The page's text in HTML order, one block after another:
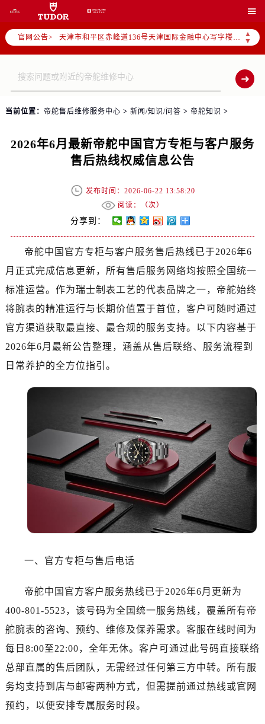

官网公告>
▲
▼
上海市徐汇区虹桥路3号港汇中心写字楼2座37层3705室（需提前预约）
上海市黄浦区南京东路299号宏伊国际广场写字楼8层806室（需提前预约）
南京市秦淮区中山南路1号（新街口）南京中心写字楼22层C1-1室（需提前预约）
常州市新北区龙锦路1590号现代传媒中心写字楼5号楼10层1008室（需提前预约）
盐城市盐都区世纪大道5号盐城金融城写字楼1号楼16层1604室（需提前预约）
嘉兴市南湖区广益路705号嘉兴世界贸易中心写字楼A座13层1304室（需提前预约）
南昌市红谷滩新区红谷中大道998号绿地双子塔（中央广场）A1座办公楼14层07室（需提前预约）
济南市历下区经十路11111号华润中心写字楼（万象城）15层1508室（需提前预约）
广州市天河区天河路230号万菱汇国际中心写字楼A塔7层704室（需提前预约）
广州市越秀区环市东路371-375号世界贸易中心大厦南塔写字楼15层07室（需提前预约）
厦门市思明区湖滨东路95号华润大厦写字楼B座11层1104室（需提前预约）
成都市锦江区人民东路6号SAC东原中心写字楼24层2406B室（需提前预约）
郑州市二七区铭功路10号华润大厦写字楼29层2905室（需提前预约）
太原市迎泽区解放路15号亨得利名表服务中心（品牌授权店）3层整层（需提前预约）
沈阳市沈河区中街路83号亨得利名表服务中心（品牌授权店）1层整层（需提前预约）
乌鲁木齐市天山区红山路26号时代广场（CCMALL）C座17层17-B（需提前预约）
哈尔滨市道里区友谊西路600号富力中心T2座写字楼29层03室（需提前预约）
东莞市东城街道鸿福东路1号民盈国贸中心T1写字楼9层907室（需提前预约）
苏州市苏州工业园区星港街199号苏州中心办公楼C座22层08室（需提前预约）
武汉市江汉区解放大道686号世界贸易大厦38层09室（需提前预约）
南宁市青秀区金湖路59号地王大厦12楼1224室（需提前预约）
合肥市蜀山区潜山路111号万象城华润大厦B座12楼03室（需提前预约）
当前位置： 帝舵售后维修服务中心 > 新闻/知识/问答 > 帝舵知识 >
2026年6月最新帝舵中国官方专柜与客户服务
售后热线权威信息公告
发布时间：2026-06-22 13:58:20
阅读：（次）
分享到：
帝舵中国官方专柜与客户服务售后热线已于2026年6
月正式完成信息更新，所有售后服务网络均按照全国统一
标准运营。作为瑞士制表工艺的代表品牌之一，帝舵始终
将腕表的精准运行与长期价值置于首位，客户可随时通过
官方渠道获取最直接、最合规的服务支持。以下内容基于
2026年6月最新公告整理，涵盖从售后联络、服务流程到
日常养护的全方位指引。
一、官方专柜与售后电话
帝舵中国官方客户服务热线已于2026年6月更新为
400-801-5523，该号码为全国统一服务热线，覆盖所有帝
舵腕表的咨询、预约、维修及保养需求。客服在线时间为
每日8:00至22:00，全年无休。客户可通过此号码直接联络
总部直属的售后团队，无需经过任何第三方中转。所有服
务均支持到店与邮寄两种方式，但需提前通过热线或官网
预约，以便安排专属服务时段。